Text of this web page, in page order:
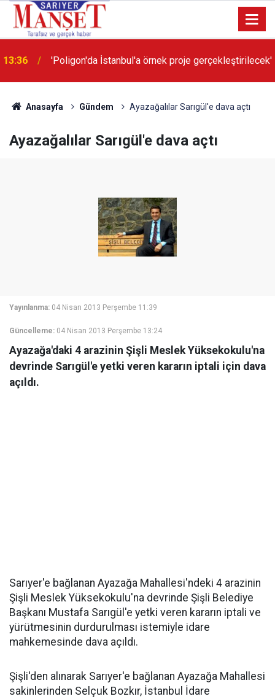
13:36 'Poligon'da İstanbul'a örnek proje gerçekleştirilecek'
Anasayfa Gündem Ayazağalılar Sarıgül'e dava açtı
Ayazağalılar Sarıgül'e dava açtı
Yayınlanma: 04 Nisan 2013 Perşembe 11:39
Güncelleme: 04 Nisan 2013 Perşembe 13:24
Ayazağa'daki 4 arazinin Şişli Meslek Yüksekokulu'na
devrinde Sarıgül'e yetki veren kararın iptali için dava
açıldı.
Sarıyer'e bağlanan Ayazağa Mahallesi'ndeki 4 arazinin
Şişli Meslek Yüksekokulu'na devrinde Şişli Belediye
Başkanı Mustafa Sarıgül'e yetki veren kararın iptali ve
yürütmesinin durdurulması istemiyle idare
mahkemesinde dava açıldı.
Şişli'den alınarak Sarıyer'e bağlanan Ayazağa Mahallesi
sakinlerinden Selçuk Bozkır, İstanbul İdare